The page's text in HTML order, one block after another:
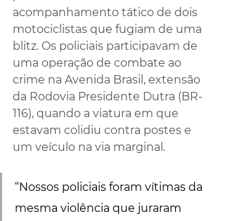
acompanhamento tático de dois
motociclistas que fugiam de uma
blitz. Os policiais participavam de
uma operação de combate ao
crime na Avenida Brasil, extensão
da Rodovia Presidente Dutra (BR-
116), quando a viatura em que
estavam colidiu contra postes e
um veículo na via marginal.
“Nossos policiais foram vítimas da
mesma violência que juraram